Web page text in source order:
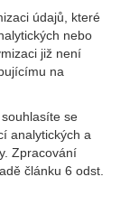
údajů, které
nebo
již není
na
se
analytických a
Zpracování
článku 6 odst.